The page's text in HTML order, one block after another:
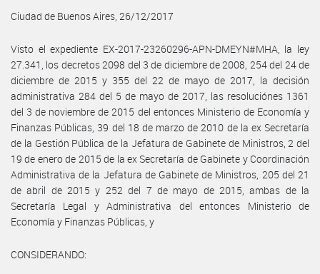
Ciudad de Buenos Aires, 26/12/2017
Visto el expediente EX-2017-23260296-APN-DMEYN#MHA, la ley
27.341, los decretos 2098 del 3 de diciembre de 2008, 254 del 24 de
diciembre de 2015 y 355 del 22 de mayo de 2017, la decisión
administrativa 284 del 5 de mayo de 2017, las resoluciónes 1361
del 3 de noviembre de 2015 del entonces Ministerio de Economía y
Finanzas Públicas, 39 del 18 de marzo de 2010 de la ex Secretaría
de la Gestión Pública de la Jefatura de Gabinete de Ministros, 2 del
19 de enero de 2015 de la ex Secretaría de Gabinete y Coordinación
Administrativa de la Jefatura de Gabinete de Ministros, 205 del 21
de abril de 2015 y 252 del 7 de mayo de 2015, ambas de la
Secretaría Legal y Administrativa del entonces Ministerio de
Economía y Finanzas Públicas, y
CONSIDERANDO: